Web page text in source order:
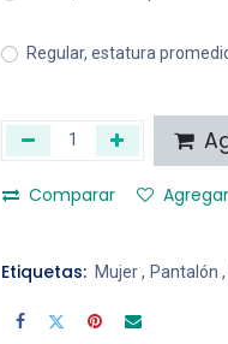
Regular, estatura
Comparar
Etiquetas: Mujer, Pantalón ,